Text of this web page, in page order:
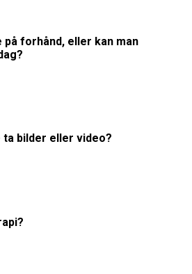
på forhånd, eller kan man
ta bilder eller video?